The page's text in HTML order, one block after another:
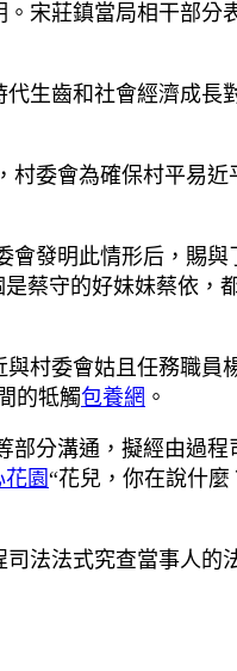
宋莊鎮當局相干部分
代生齒和社會經濟成長
委會為確保村平易
發明此情形后，賜與
蔡守的好妹妹蔡依，
村委會姑且任務職員
的牴觸包養網 。
分溝通，擬經由過
園“花兒，你在說什
法法式究查當事人的